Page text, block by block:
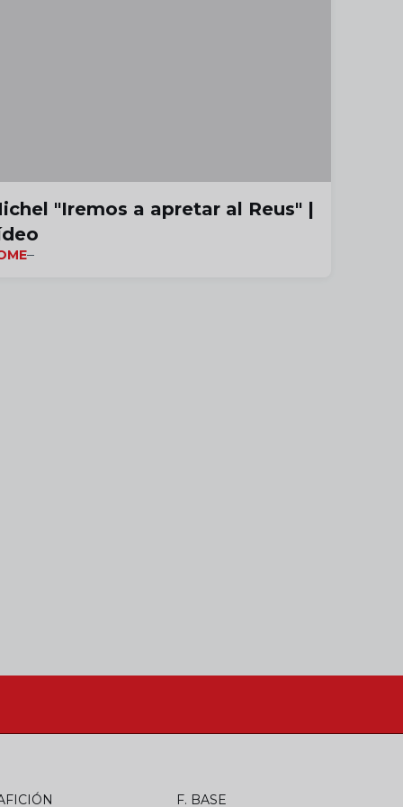
"Iremos a apretar al Reus" |
F. BASE